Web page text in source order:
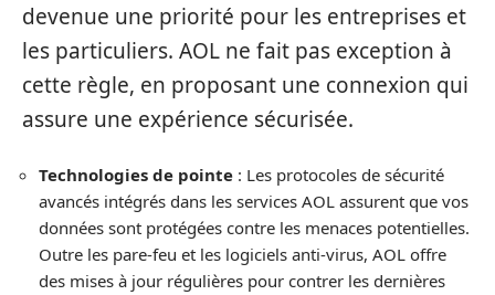
devenue une priorité pour les entreprises et
les particuliers. AOL ne fait pas exception à
cette règle, en proposant une connexion qui
assure une expérience sécurisée.
Technologies de pointe : Les protocoles de sécurité
avancés intégrés dans les services AOL assurent que vos
données sont protégées contre les menaces potentielles.
Outre les pare-feu et les logiciels anti-virus, AOL offre
des mises à jour régulières pour contrer les dernières